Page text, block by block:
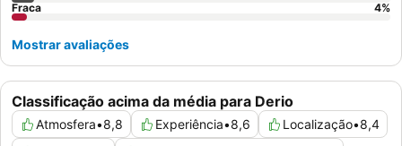
Classificação acima da média para Derio
Atmosfera•8,8 Experiência•8,6 Localização•8,4
Fraca
4%
Mostrar avaliações